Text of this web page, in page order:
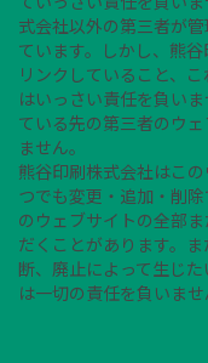
式会社以外の第三者が
ています。しかし、熊
リンクしていること、
はいっさい責任を負い
ている先の第三者のウ
ません。
熊谷印刷株式会社はこ
つでも変更・追加・削
のウェブサイトの全部
だくことがあります。
断、廃止によって生じ
は一切の責任を負いませ